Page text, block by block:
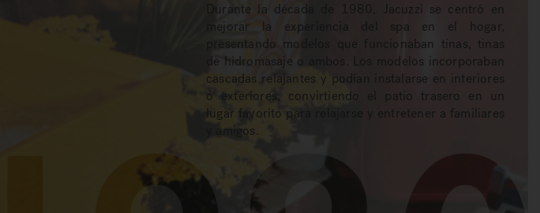
Durante la década de 1980, Jacuzzi se centró en
mejorar la experiencia del spa en el hogar,
presentando modelos que funcionaban tinas, tinas
de hidromasaje o ambos. Los modelos incorporaban
cascadas relajantes y podían instalarse en interiores
o exteriores, convirtiendo el patio trasero en un
lugar favorito para relajarse y entretener a familiares
y amigos.